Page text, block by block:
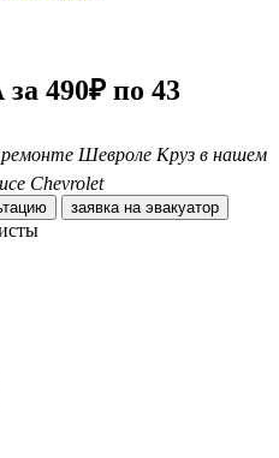
490₽ по 43
ремонте Шевроле Круз в нашем
Chevrolet
заявка на эвакуатор